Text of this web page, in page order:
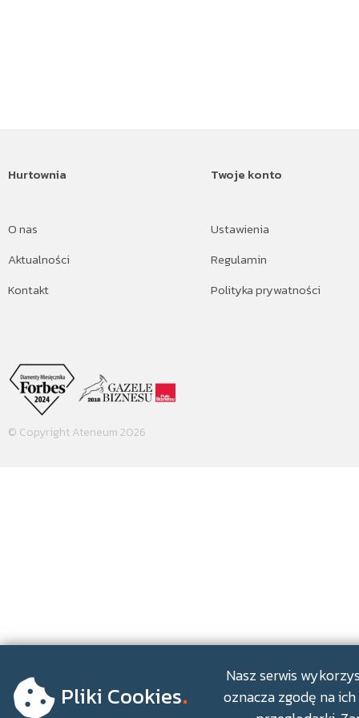
Hurtownia
O nas
Aktualności
Kontakt
Twoje konto
Ustawienia
Regulamin
Polityka prywatności
© Copyright Ateneum 2026
Pliki Cookies.
Nasz serwis
oznacza zgodę na